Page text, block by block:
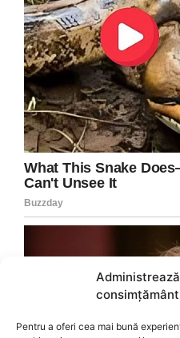
Administrează
Pentru a oferi cea mai bună